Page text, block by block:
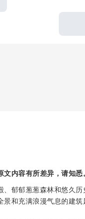
内容有所差异，请知悉
郁郁葱葱森林和悠久
和充满浪漫气息的建筑